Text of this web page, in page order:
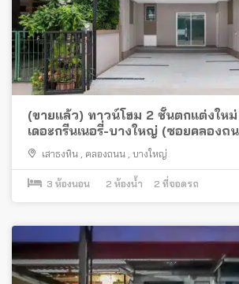
(ขายแล้ว) ทาวน์โฮม 2 ชั้นตกแต่งใหม่
เดอะกรีนเนอรี่-บางใหญ่ (ซอยคลองถ
เวสต์เกตและรถไฟฟ้า
เสาธงหิน คลองถนน บางใหญ่
3 ห้องนอน 2 ห้องน้ำ 2 ที่จอดรถ